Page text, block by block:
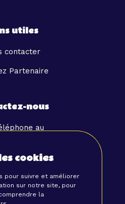
cookies
pour suivre et améliorer
sur notre site, pour
la
utiles
contacter
Partenaire
nous
au
email à